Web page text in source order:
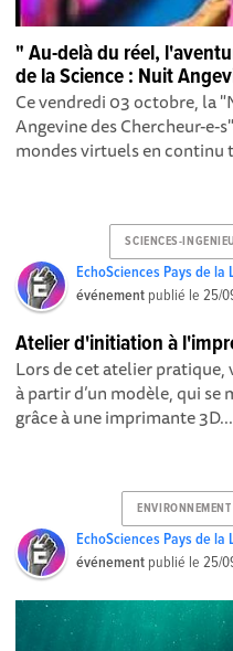
" Au-delà du réel,
de la Science : Nuit
Ce vendredi 03 octobre, la
Angevine des Chercheur-
mondes virtuels en continu
SCIENCES-
EchoSciences Pays de la
événement publié le25/
Atelier d'initiation à
Lors de cet atelier
à partir d’un modèle, qui se
grâce à une imprimante
ENVIRONNEMENT
EchoSciences Pays de la
événement publié le25/